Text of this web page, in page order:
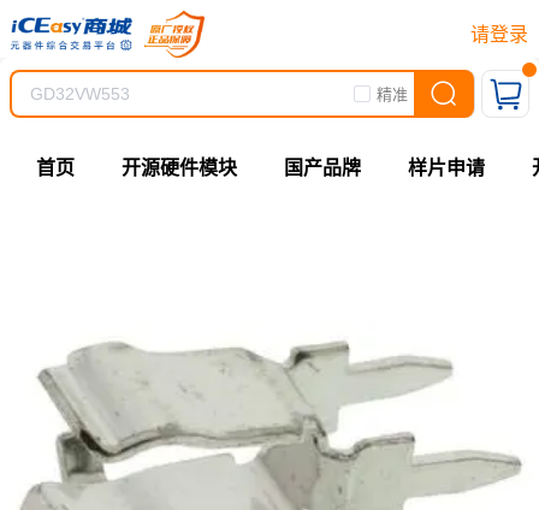
请登录
精准
首页 开源硬件模块 国产品牌 样片申请